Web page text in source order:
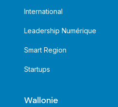
International
Leadership Numérique
Smart Region
Startups
Wallonie